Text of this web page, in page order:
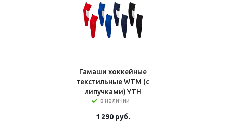
Гамаши хоккейные
текстильные WTM (с
липучками) YTH
в наличии
1 290руб.